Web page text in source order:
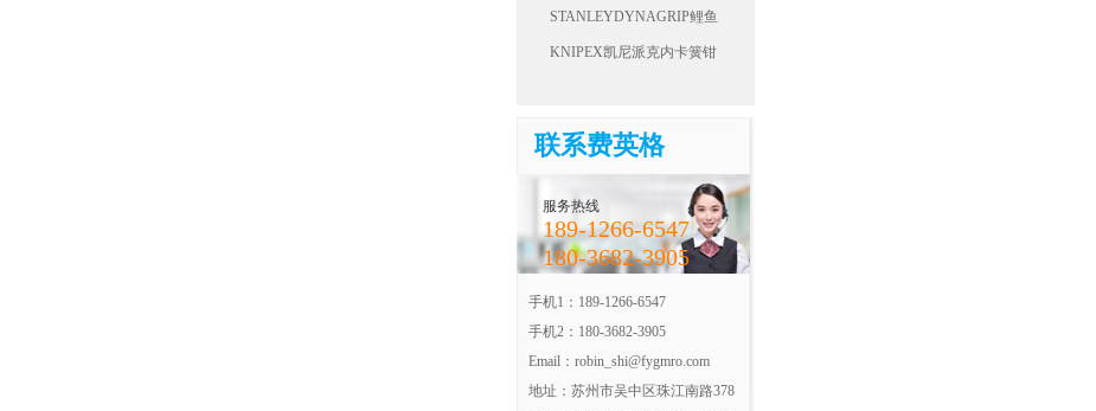
斜嘴钳89-586-23
STANLEYDYNAGRIP鲤鱼
钳STHT84055-8-23
KNIPEX凯尼派克内卡簧钳
联系费英格
服务热线
189-1266-6547
180-3682-3905
手机1：189-1266-6547
手机2：180-3682-3905
Email：robin_shi@fygmro.com
地址：苏州市吴中区珠江南路378